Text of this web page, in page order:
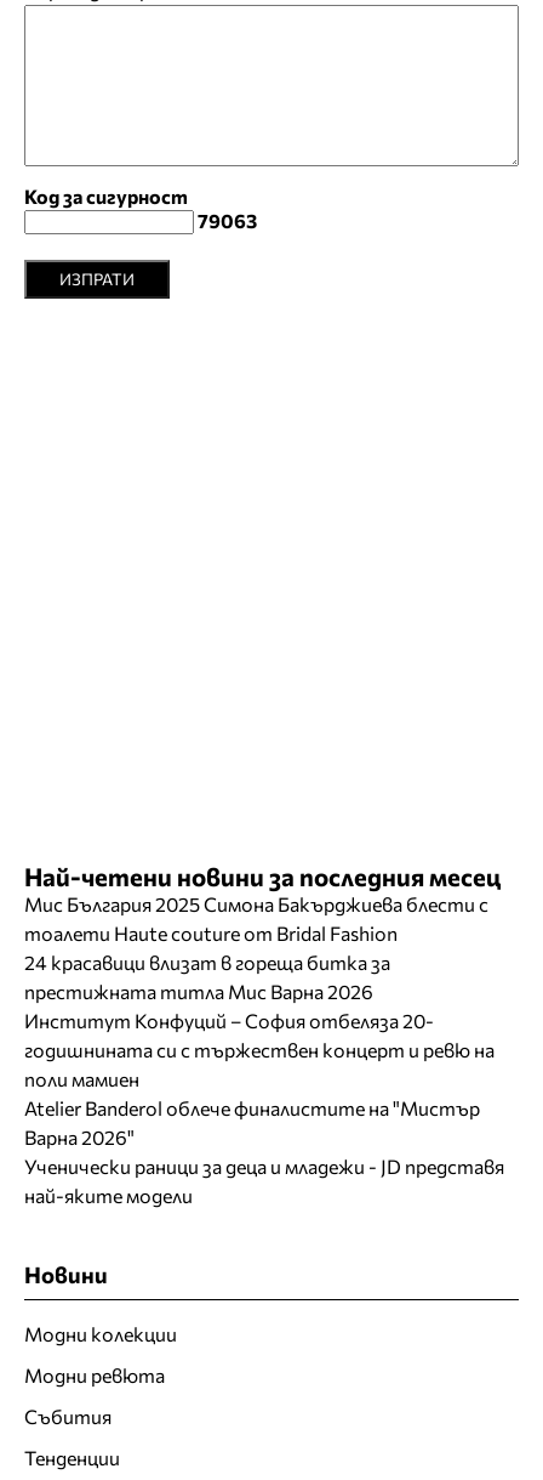
Код за сигурност
79063
ИЗПРАТИ
Най-четени новини за последния месец
Мис България 2025 Симона Бакърджиева блести с
тоалети Haute couture от Bridal Fashion
24 красавици влизат в гореща битка за
престижната титла Мис Варна 2026
Институт Конфуций – София отбеляза 20-
годишнината си с тържествен концерт и ревю на
поли мамиен
Atelier Banderol облече финалистите на "Мистър
Варна 2026"
Ученически раници за деца и младежи - JD представя
най-яките модели
Новини
Модни колекции
Модни ревюта
Събития
Тенденции